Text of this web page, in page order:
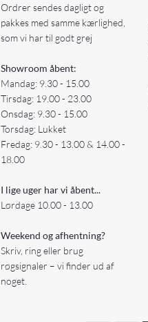
Ordrer sendes dagligt og
pakkes med samme kærlighed,
som vi har til godt grej
Showroom åbent:
Mandag: 9.30 - 15.00
Tirsdag: 19.00 - 23.00
Onsdag: 9.30 - 15.00
Torsdag: Lukket
Fredag: 9.30 - 13.00 & 14.00 -
18.00
I lige uger har vi åbent...
Lørdage 10.00 - 13.00
Weekend og afhentning?
Skriv, ring eller brug
røgsignaler – vi finder ud af
noget.